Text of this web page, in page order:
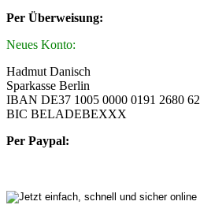
Per Überweisung:
Neues Konto:
Hadmut Danisch
Sparkasse Berlin
IBAN DE37 1005 0000 0191 2680 62
BIC BELADEBEXXX
Per Paypal: